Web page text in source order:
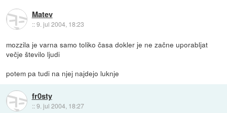
Matev
::9. jul 2004, 18:23
mozzila je varna samo toliko časa dokler je ne začne uporabljat
večje število ljudi
potem pa tudi na njej najdejo luknje
fr0sty
::9. jul 2004, 18:27